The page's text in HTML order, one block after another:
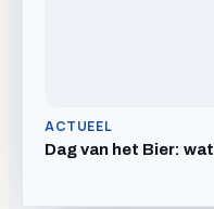
ACTUEEL
Dag van het Bier: